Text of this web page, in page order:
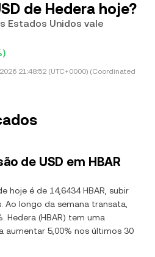
de Hedera hoje?
Estados Unidos vale
21:48:52 (UTC+0000) (Coordinated
de USD em HBAR
hoje é de 14,6434 HBAR, subir
Ao longo da semana transata,
Hedera (HBAR) tem uma
aumentar 5,00% nos últimos 30